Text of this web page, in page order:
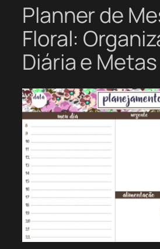
Planner de
Floral:
Diária e Metas